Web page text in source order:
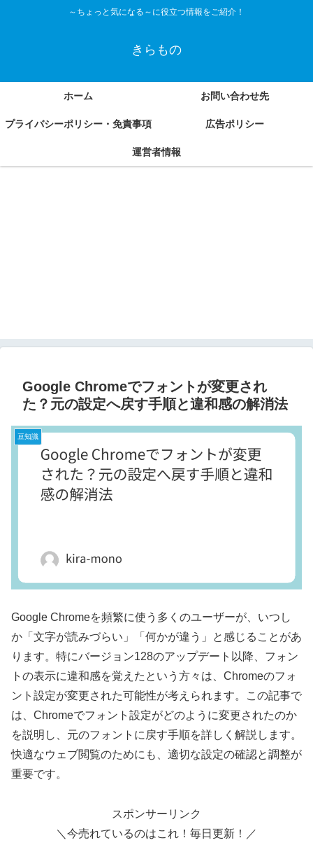
～ちょっと気になる～に役立つ情報をご紹介！
きらもの
ホーム お問い合わせ先
プライバシーポリシー・免責事項 広告ポリシー
運営者情報
Google Chromeでフォントが変更され
た？元の設定へ戻す手順と違和感の解消法
豆知識
Google Chromeを頻繁に使う多くのユーザーが、いつし
か「文字が読みづらい」「何かが違う」と感じることがあ
ります。特にバージョン128のアップデート以降、フォン
トの表示に違和感を覚えたという方々は、Chromeのフォ
ント設定が変更された可能性が考えられます。この記事で
は、Chromeでフォント設定がどのように変更されたのか
を説明し、元のフォントに戻す手順を詳しく解説します。
快適なウェブ閲覧のためにも、適切な設定の確認と調整が
重要です。
スポンサーリンク
＼今売れているのはこれ！毎日更新！／